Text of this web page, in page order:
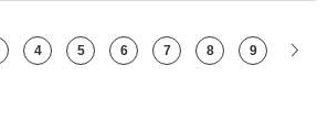
4 5 6 7 8 9